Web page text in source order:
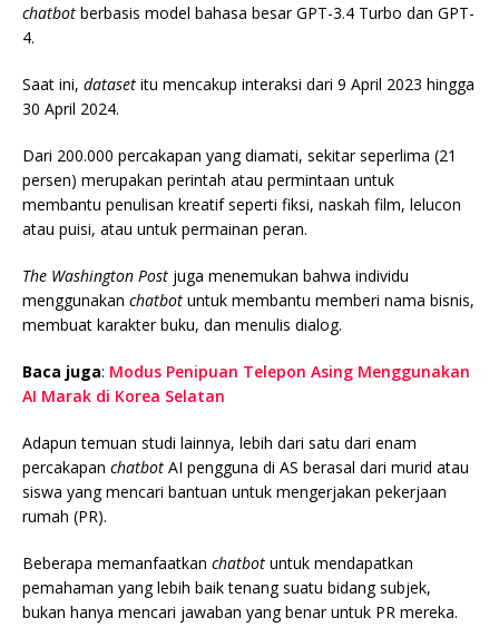
chatbot berbasis model bahasa besar GPT-3.4 Turbo dan GPT-
4.
Saat ini, dataset itu mencakup interaksi dari 9 April 2023 hingga
30 April 2024.
Dari 200.000 percakapan yang diamati, sekitar seperlima (21
persen) merupakan perintah atau permintaan untuk
membantu penulisan kreatif seperti fiksi, naskah film, lelucon
atau puisi, atau untuk permainan peran.
The Washington Post juga menemukan bahwa individu
menggunakan chatbot untuk membantu memberi nama bisnis,
membuat karakter buku, dan menulis dialog.
Baca juga: Modus Penipuan Telepon Asing Menggunakan
AI Marak di Korea Selatan
Adapun temuan studi lainnya, lebih dari satu dari enam
percakapan chatbot AI pengguna di AS berasal dari murid atau
siswa yang mencari bantuan untuk mengerjakan pekerjaan
rumah (PR).
Beberapa memanfaatkan chatbot untuk mendapatkan
pemahaman yang lebih baik tenang suatu bidang subjek,
bukan hanya mencari jawaban yang benar untuk PR mereka.